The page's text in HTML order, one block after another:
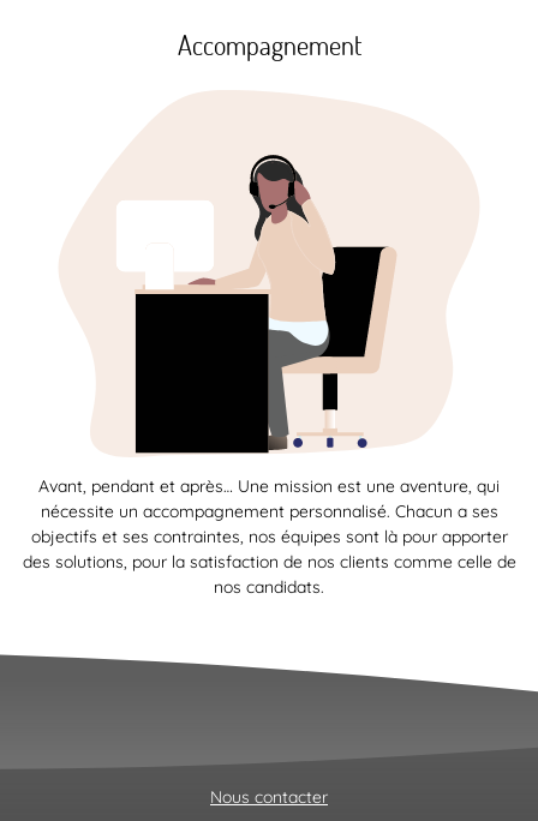
Accompagnement
Avant, pendant et après… Une mission est une aventure, qui
nécessite un accompagnement personnalisé. Chacun a ses
objectifs et ses contraintes, nos équipes sont là pour apporter
des solutions, pour la satisfaction de nos clients comme celle de
nos candidats.
Nous contacter